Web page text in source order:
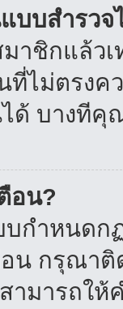
บบสำรวจ
าชิกแล้ว
ที่ไม่ตรง
ด้ บางที
อน?
กำหนดก
น กรุณา
สามารถใ